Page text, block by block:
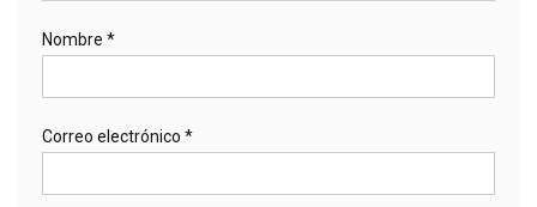
Nombre *
Correo electrónico *